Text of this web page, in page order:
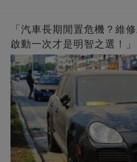
「汽車長期閒置危機？維
啟動一次才是明智之選！」